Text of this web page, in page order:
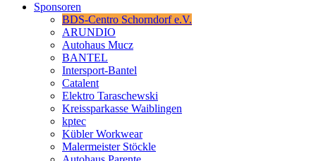
Sponsoren
BDS-Centro Schorndorf e.V.
ARUNDIO
Autohaus Mucz
BANTEL
Intersport-Bantel
Catalent
Elektro Taraschewski
Kreissparkasse Waiblingen
kptec
Kübler Workwear
Malermeister Stöckle